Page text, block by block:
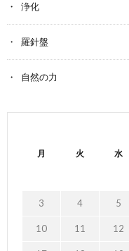
浄化
羅針盤
自然の力
月 火 水
3 4 5
10 11 12